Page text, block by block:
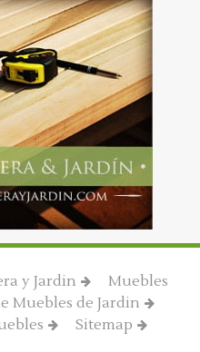
y Jardin
Muebles
Muebles de Jardin
Sitemap